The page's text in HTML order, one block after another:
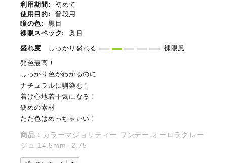
利用期間:
初めて
使用目的:
普段用
瞳の色:
黒目
裸眼スペック:
奥目
盛れ度
しっかり盛れる
裸眼風
発色最高！
しっかり色がわかるのに
ナチュラルに馴染む！
着け心地若干気になる！
硬めの素材
ただ色はめっちゃいい！
商品： カラーマジョリティー ワンデー オーロラグレー
ジュ 14.5mm -2.75